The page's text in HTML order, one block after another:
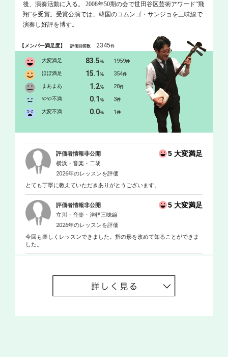
後、演奏活動に入る。 2008年50期の会で世田谷区芸術アワード“飛
翔”を受賞。受賞公演では、韓国のコムンゴ・サンジョを三味線で
演奏し好評を博す。
【メンバー満足度】評価回答数 2345件
大変満足 83.5% 1959件
ほぼ満足 15.1% 354件
まあまあ 1.2% 28件
やや不満 0.1% 3件
大変不満 0.0% 1件
評価者情報非公開 5 大変満足
横浜・音楽・二胡
2026年のレッスンを評価
とても丁寧に教えていただきありがとうございます。
評価者情報非公開 5 大変満足
立川・音楽・津軽三味線
2026年のレッスンを評価
今回も楽しくレッスンできました。指の形を改めて知ることができま
した。